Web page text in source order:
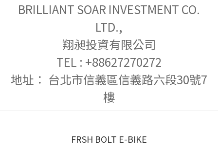
BRILLIANT SOAR INVESTMENT CO.
LTD.,
翔昶投資有限公司
TEL : +88627270272
地址： 台北市信義區信義路六段30號7
樓
FRSH BOLT E-BIKE